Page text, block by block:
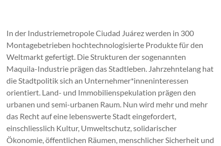
In der Industriemetropole Ciudad Juárez werden in 300
Montagebetrieben hochtechnologisierte Produkte für den
Weltmarkt gefertigt. Die Strukturen der sogenannten
Maquila-Industrie prägen das Stadtleben. Jahrzehntelang hat
die Stadtpolitik sich an Unternehmer*inneninteressen
orientiert. Land- und Immobilienspekulation prägen den
urbanen und semi-urbanen Raum. Nun wird mehr und mehr
das Recht auf eine lebenswerte Stadt eingefordert,
einschliesslich Kultur, Umweltschutz, solidarischer
Ökonomie, öffentlichen Räumen, menschlicher Sicherheit und